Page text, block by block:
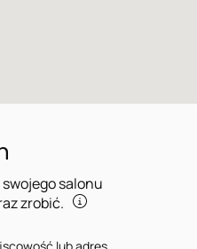
swojego salonu
zrobić.